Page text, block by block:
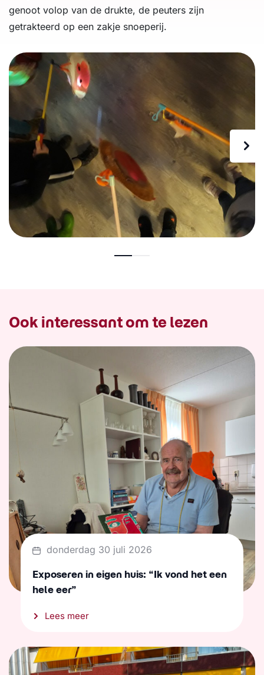
genoot volop van de drukte, de peuters zijn
getrakteerd op een zakje snoeperij.
Ook interessant om te lezen
donderdag 30 juli 2026
Exposeren in eigen huis: “Ik vond het een
hele eer”
Lees meer